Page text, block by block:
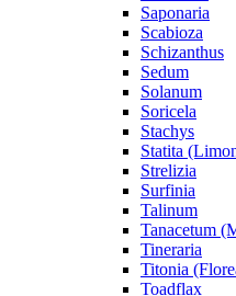
Saponaria
Scabioza
Schizanthus
Sedum
Solanum
Soricela
Stachys
Statita
Strelizia
Surfinia
Talinum
Tanacetum
Tineraria
Titonia
Toadflax